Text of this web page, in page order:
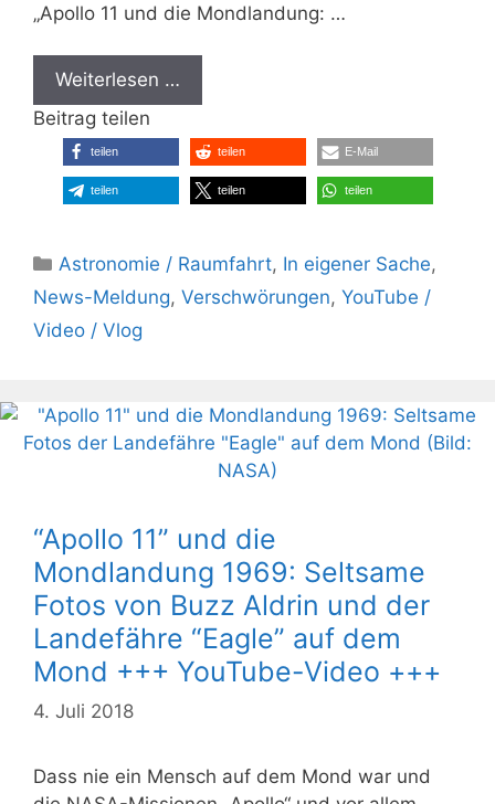
„Apollo 11 und die Mondlandung: …
Weiterlesen …
Beitrag teilen
teilen teilen E-Mail
teilen teilen teilen
Kategorien
Astronomie / Raumfahrt, In eigener Sache,
News-Meldung, Verschwörungen, YouTube /
Video / Vlog
“Apollo 11” und die
Mondlandung 1969: Seltsame
Fotos von Buzz Aldrin und der
Landefähre “Eagle” auf dem
Mond +++ YouTube-Video +++
4. Juli 2018
Dass nie ein Mensch auf dem Mond war und